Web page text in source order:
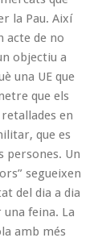
la Pau. Així
acte de no
objectiu a
una UE que
que els
en
que es
persones. Un
segueixen
del dia a dia
feina. La
amb més